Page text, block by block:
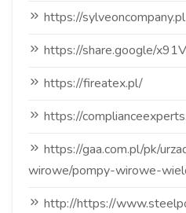
https://sylveoncompany.pl
https://share.google/
https://fireatex.pl/
https://
https://gaa.com.pl/pk/
wirowe/pompy-wirowe-
http://https://